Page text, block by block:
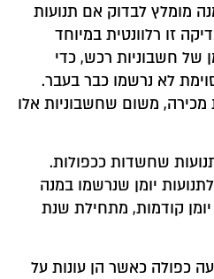
מומלץ לבדוק אם תנועות
זו רלוונטית במיוחד
של חשבוניות רכש, כדי
לא נרשמו כבר בעבר.
מכירה, משום שחשבוניות אלו
שחשדות ככפולות.
יומן שנרשמו במנה
קודמות, מתחילת שנת
כפולה כאשר הן עונות על